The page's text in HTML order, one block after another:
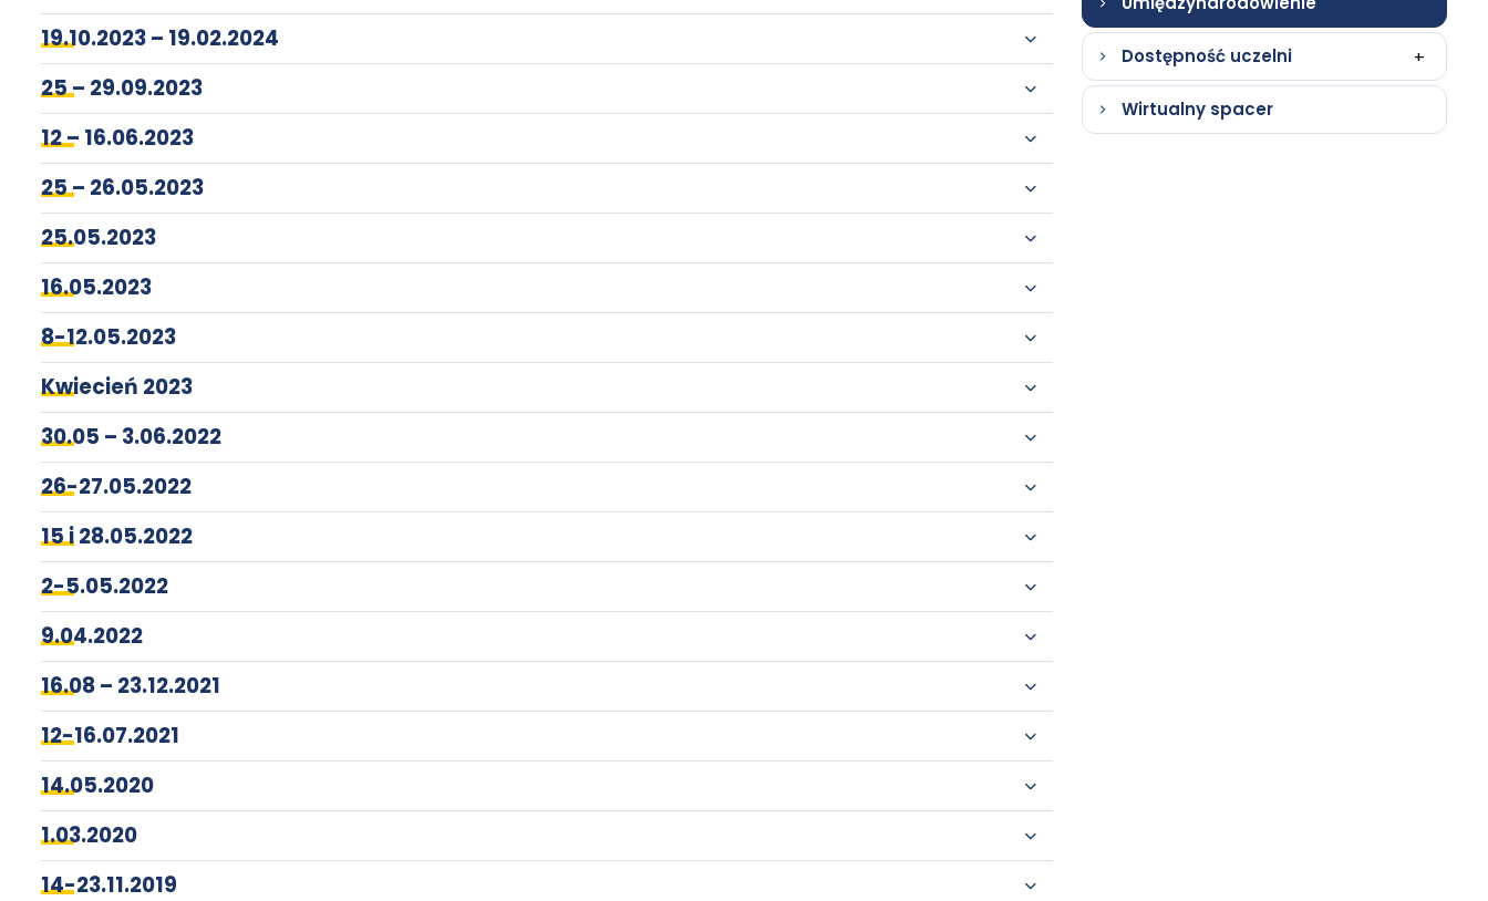
19.10.2023 – 19.02.2024
25 – 29.09.2023
12 – 16.06.2023
25 – 26.05.2023
25.05.2023
16.05.2023
8-12.05.2023
Kwiecień 2023
30.05 – 3.06.2022
26-27.05.2022
15 i 28.05.2022
2-5.05.2022
9.04.2022
16.08 – 23.12.2021
12-16.07.2021
14.05.2020
1.03.2020
14-23.11.2019
Dostępność uczelni +
Wirtualny spacer